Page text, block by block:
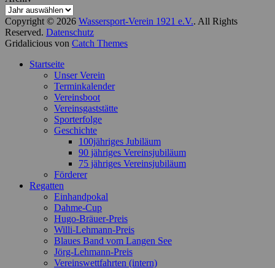
Copyright © 2026 Wassersport-Verein 1921 e.V.. All Rights
Reserved. Datenschutz
Gridalicious von Catch Themes
oben
Startseite
Unser Verein
Terminkalender
Vereinsboot
Vereinsgaststätte
Sporterfolge
Geschichte
100jähriges Jubiläum
90 jähriges Vereinsjubiläum
75 jähriges Vereinsjubiläum
Förderer
Regatten
Einhandpokal
Dahme-Cup
Hugo-Bräuer-Preis
Willi-Lehmann-Preis
Blaues Band vom Langen See
Jörg-Lehmann-Preis
Vereinswettfahrten (intern)